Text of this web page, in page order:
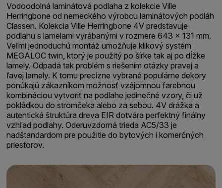
Vodoodolná laminátová podlaha z kolekcie Ville
Herringbone od nemeckého výrobcu laminátových podláh
Classen. Kolekcia Ville Herringbone 4V predstavuje
podlahu s lamelami vyrábanými v rozmere 643 x 131 mm.
Veľmi jednoduchú montáž umožňuje klikový systém
MEGALOC twin, ktorý je použitý po šírke tak aj po dĺžke
lamely. Odpadá tak problém s riešením otázky pravej a
ľavej lamely. K tomu precízne vybrané populárne dekory
ponúkajú zákazníkom možnosť vzájomnou farebnou
kombináciou vytvoriť na podlahe jedinečné vzory, či už
pokládkou do stromčeka alebo za sebou. 4V drážka a
autentická štruktúra dreva EIR dotvára perfektný finálny
vzhľad podlahy. Oderuvzdorná trieda AC5/33 je
nadštandardom pre použitie do bytových i komerčných
priestorov.